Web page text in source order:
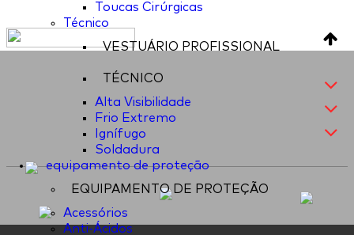
Toucas Cirúrgicas
Técnico
VESTUÁRIO PROFISSIONAL
TÉCNICO
Alta Visibilidade
Frio Extremo
Ignífugo
Soldadura
equipamento de proteção
EQUIPAMENTO DE PROTEÇÃO
Acessórios
Anti-Ácidos